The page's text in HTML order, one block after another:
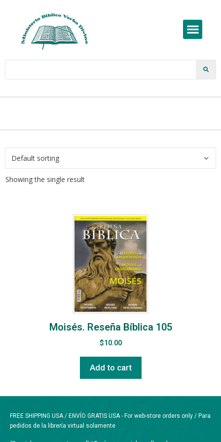
Showing the single result
Moisés. Reseña Bíblica 105
$10.00
Add to cart
FREE SHIPPING USA / ENVÍO GRATIS USA - For web-store orders only / Para
pedidos de la librería virtual solamente